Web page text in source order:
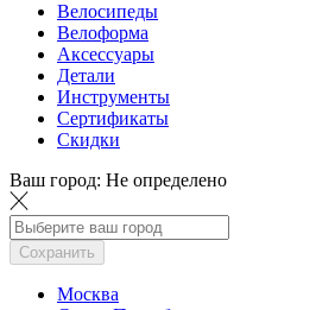
Велосипеды
Велоформа
Аксессуары
Детали
Инструменты
Сертификаты
Скидки
Ваш город: Не определено
Сохранить
Москва